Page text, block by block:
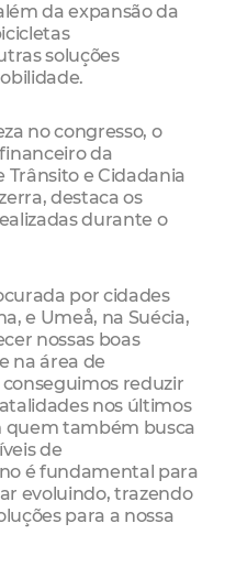
da expansão da
soluções
no congresso, o
da
e Cidadania
destaca os
durante o
por cidades
e Umeå, na Suécia,
nossas boas
na área de
reduzir
nos últimos
quem também busca
de
é fundamental para
evoluindo, trazendo
para a nossa